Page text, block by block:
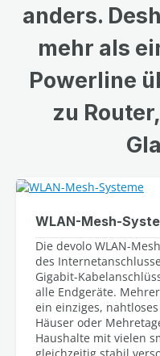
anders.
mehr als
Powerline
zu
WLAN-Mesh-
Die devolo WLAN-
des
Gigabit-
alle Endgeräte.
ein einziges,
Häuser oder
Haushalte mit vielen